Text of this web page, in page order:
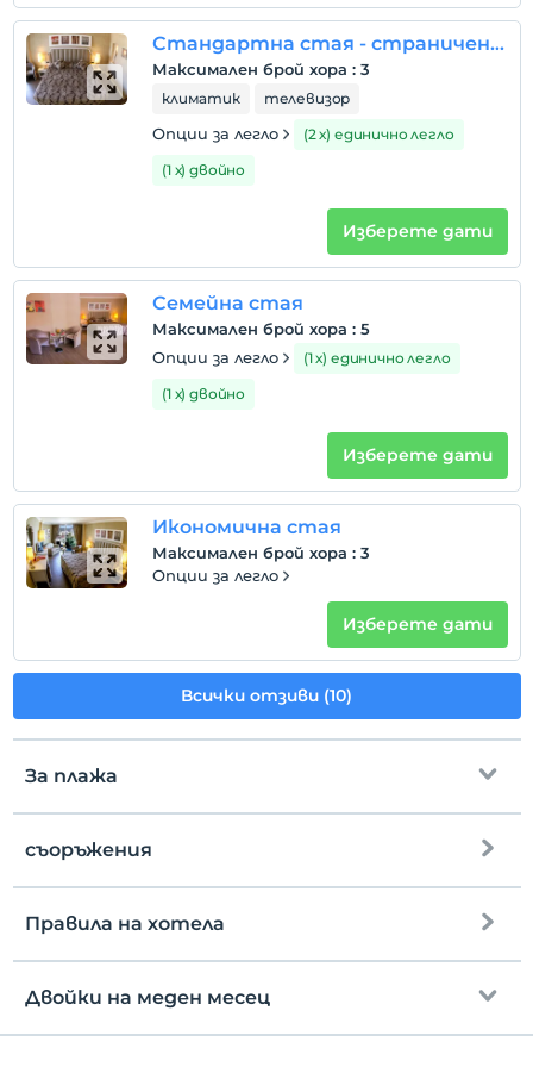
Правила на хотела
настаняване
пушене
стаи за непушачи
деца
Всяка стая е безплатна за до 1 деца под 12 години
Всяка стая е безплатна за до 2 деца под 7 години
Стандартна стая - страничен изглед към морето
Максимален брой хора : 3
климатик телевизор
Опции за легло
(2 х) единично легло
(1 х) двойно
Изберете дати
Семейна стая
Максимален брой хора : 5
Опции за легло
(1 х) единично легло
(1 х) двойно
Изберете дати
Икономична стая
Максимален брой хора : 3
Опции за легло
Изберете дати
Всички отзиви (10)
За плажа
първа линия до плажа
пясъчен плаж
скеле
съоръжения
Безплатно wifi
Правила на хотела
настаняване
След 14:00
Разгледайте
Двойки на меден месец